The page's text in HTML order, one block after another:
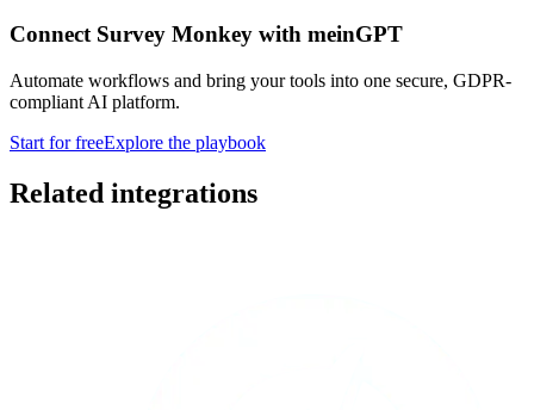
Connect Survey Monkey with meinGPT
Automate workflows and bring your tools into one secure, GDPR-
compliant AI platform.
Start for freeExplore the playbook
Related integrations